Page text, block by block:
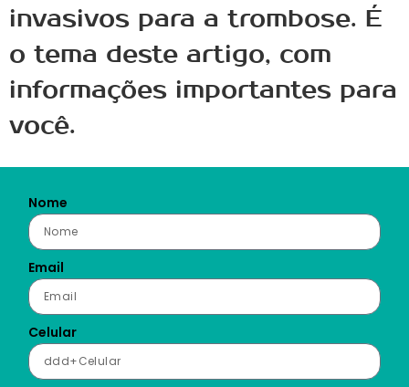
invasivos para a trombose. É
o tema deste artigo, com
informações importantes para
você.
Nome
Email
Celular